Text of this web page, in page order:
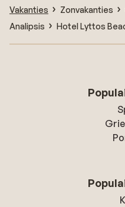
Vakanties Zonvakanties
Analipsis
Hotel Lyttos